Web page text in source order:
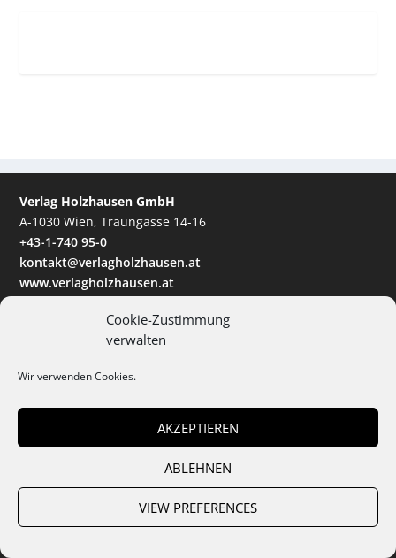
Cookie-Zustimmung
verwalten
Wir verwenden Cookies.
AKZEPTIEREN
ABLEHNEN
VIEW PREFERENCES
Verlag Holzhausen GmbH
A-1030 Wien, Traungasse 14-16
+43-1-740 95-0
kontakt@verlagholzhausen.at
www.verlagholzhausen.at
News